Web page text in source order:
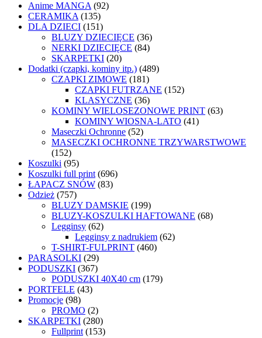
Anime MANGA (92)
CERAMIKA (135)
DLA DZIECI (151)
BLUZY DZIECIĘCE (36)
NERKI DZIECIĘCE (84)
SKARPETKI (20)
Dodatki (czapki, kominy itp.) (489)
CZAPKI ZIMOWE (181)
CZAPKI FUTRZANE (152)
KLASYCZNE (36)
KOMINY WIELOSEZONOWE PRINT (63)
KOMINY WIOSNA-LATO (41)
Maseczki Ochronne (52)
MASECZKI OCHRONNE TRZYWARSTWOWE
(152)
Koszulki (95)
Koszulki full print (696)
ŁAPACZ SNÓW (83)
Odzież (757)
BLUZY DAMSKIE (199)
BLUZY-KOSZULKI HAFTOWANE (68)
Legginsy (62)
Legginsy z nadrukiem (62)
T-SHIRT-FULPRINT (460)
PARASOLKI (29)
PODUSZKI (367)
PODUSZKI 40X40 cm (179)
PORTFELE (43)
Promocje (98)
PROMO (2)
SKARPETKI (280)
Fullprint (153)